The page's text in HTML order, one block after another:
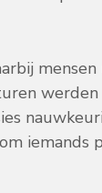
werden
iemands